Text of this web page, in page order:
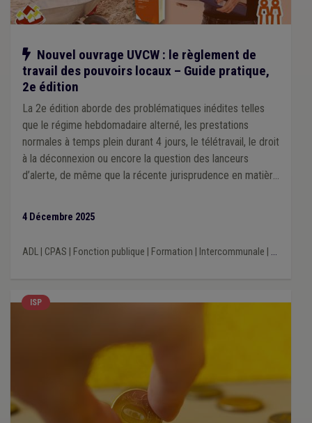
Notre action
Nouvel ouvrage UVCW : le règlement de
travail des pouvoirs locaux – Guide pratique,
2e édition
La 2e édition aborde des problématiques inédites telles
que le régime hebdomadaire alterné, les prestations
normales à temps plein durant 4 jours, le télétravail, le droit
à la déconnexion ou encore la question des lanceurs
d’alerte, de même que la récente jurisprudence en matière
l’UVCW, ainsi qu’un nouveau modèle de règlement de
4 Décembre 2025
ADL| CPAS Fonction publique Formation Intercommunale ...
ISP